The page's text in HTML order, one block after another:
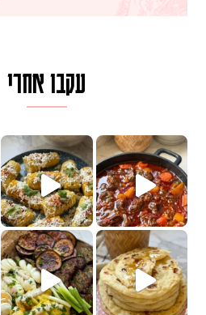
עקבו אחרי
בולגרית מעודנת מ
קריספיים ממכרים שמכינים בכמה דקות עב
אז מה בשבילכם? בפ
לתשעת הימים, חשבתי מה לחדש לכם ונראה